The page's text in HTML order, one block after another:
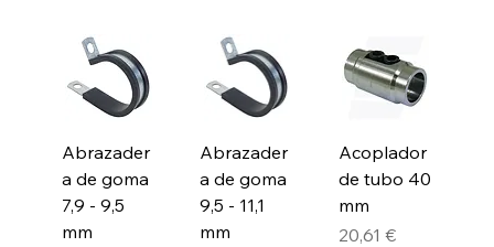
Abrazader
a de goma
7,9 - 9,5
mm
Abrazader
a de goma
9,5 - 11,1
mm
Acoplador
de tubo 40
mm
Precio
20,61 €